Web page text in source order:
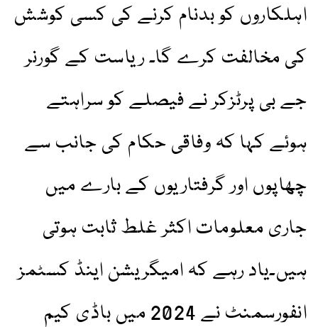
اہلکاروں کو بدنام کرنے کی کسی کوشش
کی مخالفت کرے گا۔ ریاست کے گورنر
جے بی پرٹزکر نے فیصلے کو سراہتے
ہوئے کہا کہ وفاقی حکام کی جانب سے
چھاپوں اور گرفتاریوں کے بارے میں
جاری معلومات اکثر غلط ثابت ہوتی
ہیں۔یاد رہے کہ امیگریشن اینڈ کسٹمز
انفورسمنٹ نے 2024 میں باڈی کیم